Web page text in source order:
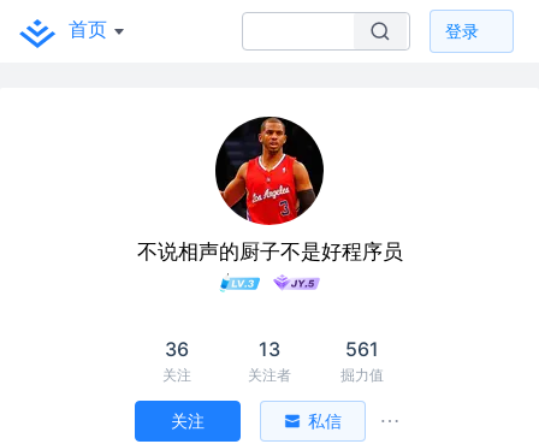
首页 登录
不说相声的厨子不是好程序员
36
关注
13
关注者
561
掘力值
关注 私信